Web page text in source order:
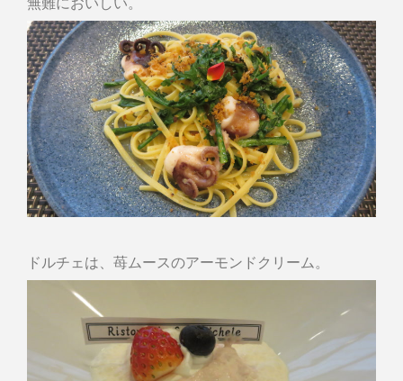
ドルチェは、苺ムースのアーモンドクリーム。